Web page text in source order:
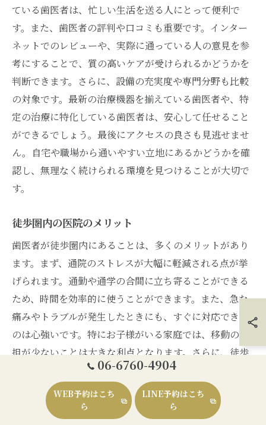
ている歯医者は、忙しい生活を送る人にとって便利で
す。また、歯医者の評判や口コミも重要です。インター
ネットでのレビューや、実際に通っている人の意見を参
考にすることで、質の高いケアが受けられるかどうかを
判断できます。さらに、設備の充実度や専門分野も比較
の対象です。最新の治療機器を揃えている歯医者や、特
定の治療に特化している歯医者は、安心して任せること
ができるでしょう。最後にアクセスの良さも見逃せませ
ん。自宅や職場から通いやすい立地にあるかどうかを確
認し、無理なく続けられる環境を見つけることが大切で
す。
徒歩圏内の医院のメリット
歯医者が徒歩圏内にあることは、多くのメリットがあり
ます。まず、通院のストレスが大幅に軽減される点が挙
げられます。通勤や通学の合間に立ち寄ることができる
ため、時間を効率的に使うことができます。また、急な
痛みやトラブルが発生したときにも、すぐに対応できる
のは心強いです。特にお子様がいる家庭では、移動の負
担が少ないことは大きな利点となります。さらに、徒歩
圏内にあることで定期検診を怠ることなく、口腔健康を
維持しやすくなります。健康な歯を保つためには、定期
的な診療が不可欠ですが、徒歩圏内の歯医者であれば、
06-6760-4904
WEB予約はこち
ら
LINE予約はこち
ら